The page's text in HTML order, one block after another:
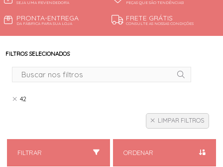
SEJA UMA REVENDEDORA PEÇAS QUE SÃO TENDÊNCIAS!
PRONTA-ENTREGA
DA FÁBRICA PARA SUA LOJA
FRETE GRÁTIS
CONSULTE AS NOSSAS CONDIÇÕES
FILTROS SELECIONADOS
42
LIMPAR FILTROS
FILTRAR ORDENAR